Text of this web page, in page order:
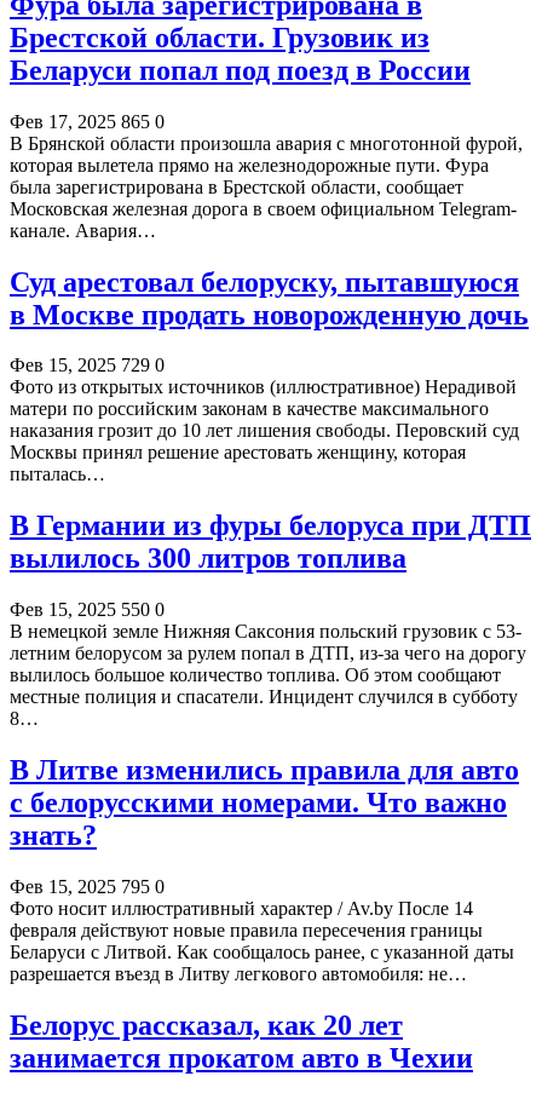
Брестской области. Грузовик из
Беларуси попал под поезд в России
Фев 17, 2025 865 0
В Брянской области произошла авария с многотонной фурой,
которая вылетела прямо на железнодорожные пути. Фура
была зарегистрирована в Брестской области, сообщает
Московская железная дорога в своем официальном Telegram-
канале. Авария…
Суд арестовал белоруску, пытавшуюся
в Москве продать новорожденную дочь
Фев 15, 2025 729 0
Фото из открытых источников (иллюстративное) Нерадивой
матери по российским законам в качестве максимального
наказания грозит до 10 лет лишения свободы. Перовский суд
Москвы принял решение арестовать женщину, которая
пыталась…
В Германии из фуры белоруса при ДТП
вылилось 300 литров топлива
Фев 15, 2025 550 0
В немецкой земле Нижняя Саксония польский грузовик с 53-
летним белорусом за рулем попал в ДТП, из-за чего на дорогу
вылилось большое количество топлива. Об этом сообщают
местные полиция и спасатели. Инцидент случился в субботу
8…
В Литве изменились правила для авто
с белорусскими номерами. Что важно
знать?
Фев 15, 2025 795 0
Фото носит иллюстративный характер / Av.by После 14
февраля действуют новые правила пересечения границы
Беларуси с Литвой. Как сообщалось ранее, с указанной даты
разрешается въезд в Литву легкового автомобиля: не…
Белорус рассказал, как 20 лет
занимается прокатом авто в Чехии